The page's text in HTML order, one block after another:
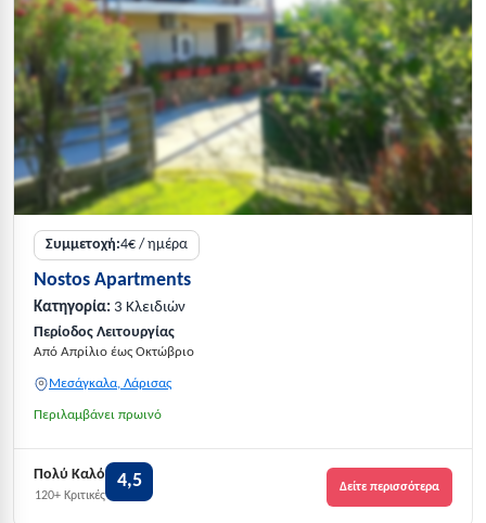
Συμμετοχή:4€ / ημέρα
Nostos Apartments
Κατηγορία: 3 Κλειδιών
Περίοδος Λειτουργίας
Από Απρίλιο έως Οκτώβριο
Μεσάγκαλα, Λάρισας
Περιλαμβάνει πρωινό
Πολύ Καλό
120+ Κριτικές
4,5 Δείτε περισσότερα